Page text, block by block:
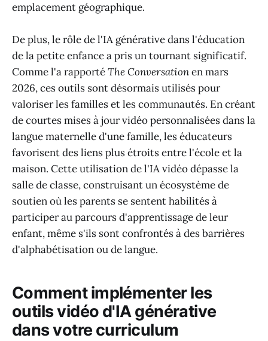
emplacement géographique.
De plus, le rôle de l'IA générative dans l'éducation
de la petite enfance a pris un tournant significatif.
Comme l'a rapportéThe Conversationen mars
2026, ces outils sont désormais utilisés pour
valoriser les familles et les communautés. En créant
de courtes mises à jour vidéo personnalisées dans la
langue maternelle d'une famille, les éducateurs
favorisent des liens plus étroits entre l'école et la
maison. Cette utilisation de l'IA vidéo dépasse la
salle de classe, construisant un écosystème de
soutien où les parents se sentent habilités à
participer au parcours d'apprentissage de leur
enfant, même s'ils sont confrontés à des barrières
d'alphabétisation ou de langue.
Comment implémenter les
outils vidéo d'IA générative
dans votre curriculum